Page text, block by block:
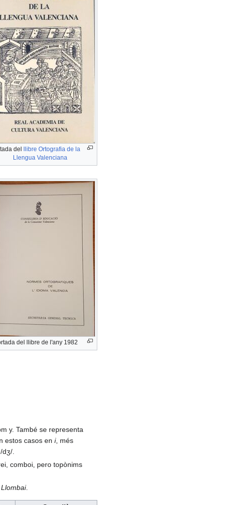
del
llibre Ortografia de la
Llengua Valenciana
del llibre de l'any 1982
y. També se representa
estos casos eni, més
.
comboi, pero topònims
.